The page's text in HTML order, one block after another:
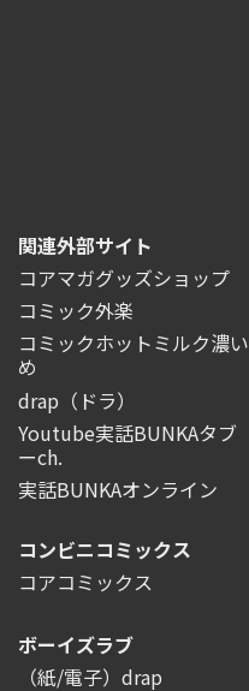
関連外部サイト
コアマガグッズショップ
コミック外楽
コミックホットミルク濃い
め
drap（ドラ）
Youtube実話BUNKAタブ
ーch.
実話BUNKAオンライン
コンビニコミックス
コアコミックス
ボーイズラブ
（紙/電子）drap